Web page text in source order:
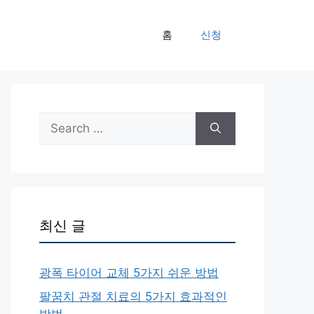
홈 신청
Search
for:
최신 글
광폭 타이어 교체 5가지 쉬운 방법
팔꿈치 관절 치료의 5가지 효과적인